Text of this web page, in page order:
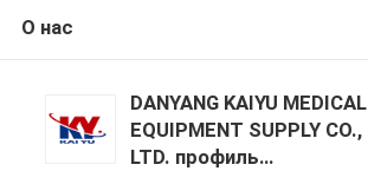
О нас
DANYANG KAIYU MEDICAL
EQUIPMENT SUPPLY CO.,
LTD. профиль